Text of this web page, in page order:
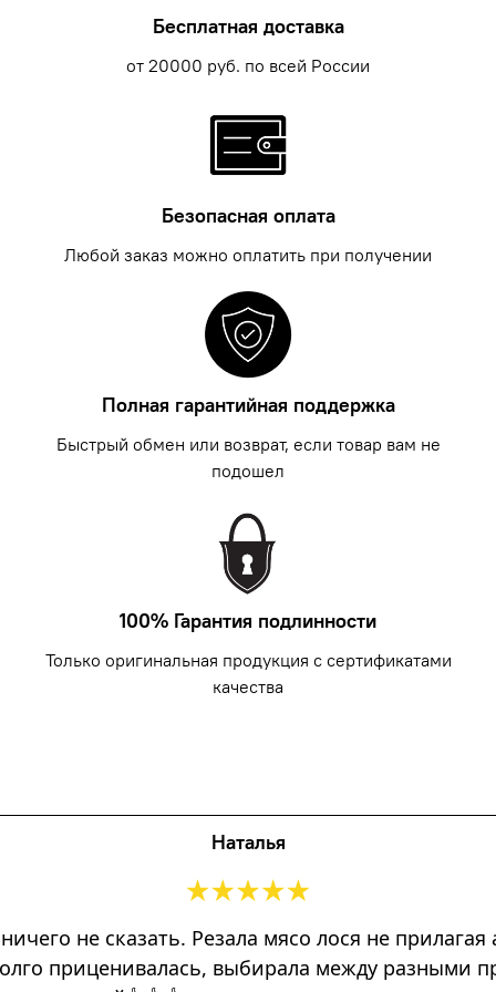
Бесплатная доставка
от 20000 руб. по всей России
Безопасная оплата
Любой заказ можно оплатить при получении
Полная гарантийная поддержка
Быстрый обмен или возврат, если товар вам не
подошел
100% Гарантия подлинности
Только оригинальная продукция с сертификатами
качества
Наталья
не сказать. Резала мясо лося не
приценивалась, выбирала между разными